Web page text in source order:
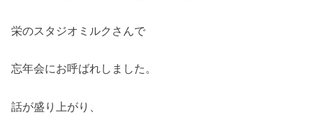
栄のスタジオミルクさんで
忘年会にお呼ばれしました。
話が盛り上がり、